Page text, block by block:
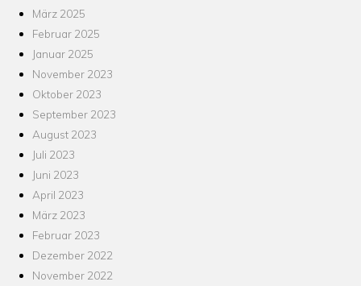
März 2025
Februar 2025
Januar 2025
November 2023
Oktober 2023
September 2023
August 2023
Juli 2023
Juni 2023
April 2023
März 2023
Februar 2023
Dezember 2022
November 2022